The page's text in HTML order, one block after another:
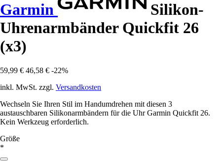
Garmin
Silikon-
Uhrenarmbänder Quickfit 26
(x3)
59,99 € 46,58 € -22%
inkl. MwSt. zzgl. Versandkosten
Wechseln Sie Ihren Stil im Handumdrehen mit diesen 3
austauschbaren Silikonarmbändern für die Uhr Garmin Quickfit 26.
Kein Werkzeug erforderlich.
Größe
*